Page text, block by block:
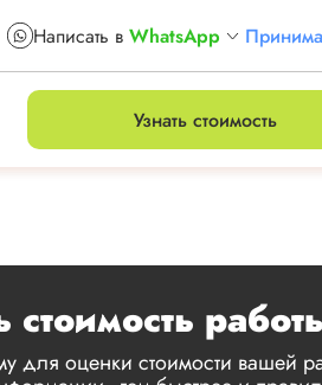
Написать в WhatsApp
Узнать стоимость
стоимость
для оценки стоимости вашей